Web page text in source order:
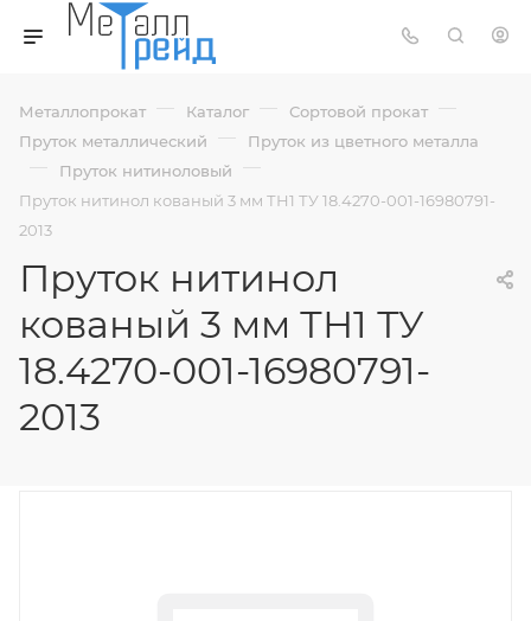
Металлопрокат — Каталог — Сортовой прокат —
Пруток металлический — Пруток из цветного металла
— Пруток нитиноловый —
Пруток нитинол кованый 3 мм ТН1 ТУ 18.4270-001-16980791-
2013
Пруток нитинол
кованый 3 мм ТН1 ТУ
18.4270-001-16980791-
2013